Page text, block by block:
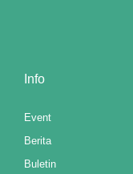
Info
Event
Berita
Buletin